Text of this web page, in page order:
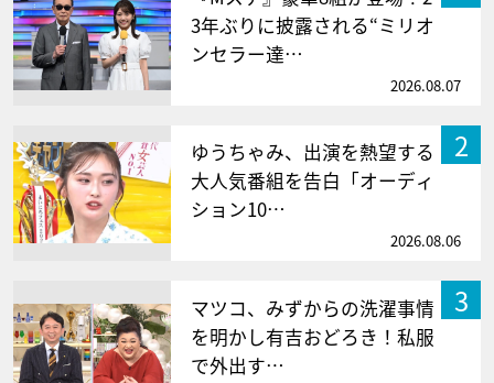
3年ぶりに披露される“ミリオ
ンセラー達…
2026.08.07
2
ゆうちゃみ、出演を熱望する
大人気番組を告白「オーディ
ション10…
2026.08.06
3
マツコ、みずからの洗濯事情
を明かし有吉おどろき！私服
で外出す…